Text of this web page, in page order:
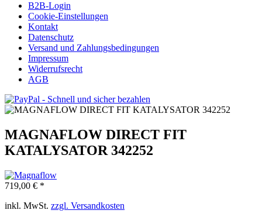
B2B-Login
Cookie-Einstellungen
Kontakt
Datenschutz
Versand und Zahlungsbedingungen
Impressum
Widerrufsrecht
AGB
MAGNAFLOW DIRECT FIT
KATALYSATOR 342252
719,00 € *
inkl. MwSt. zzgl. Versandkosten